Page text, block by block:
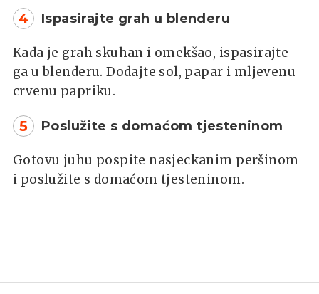
4 Ispasirajte grah u blenderu
Kada je grah skuhan i omekšao, ispasirajte
ga u blenderu. Dodajte sol, papar i mljevenu
crvenu papriku.
5 Poslužite s domaćom tjesteninom
Gotovu juhu pospite nasjeckanim peršinom
i poslužite s domaćom tjesteninom.